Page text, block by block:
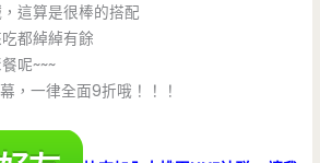
這算是很棒的搭配
都綽綽有餘
呢~~~
，一律全面9折哦！！！